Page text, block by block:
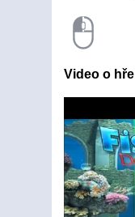
Video o hře